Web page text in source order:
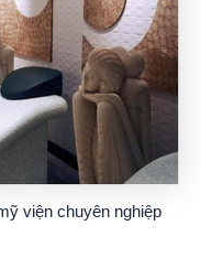
viện chuyên nghiệp